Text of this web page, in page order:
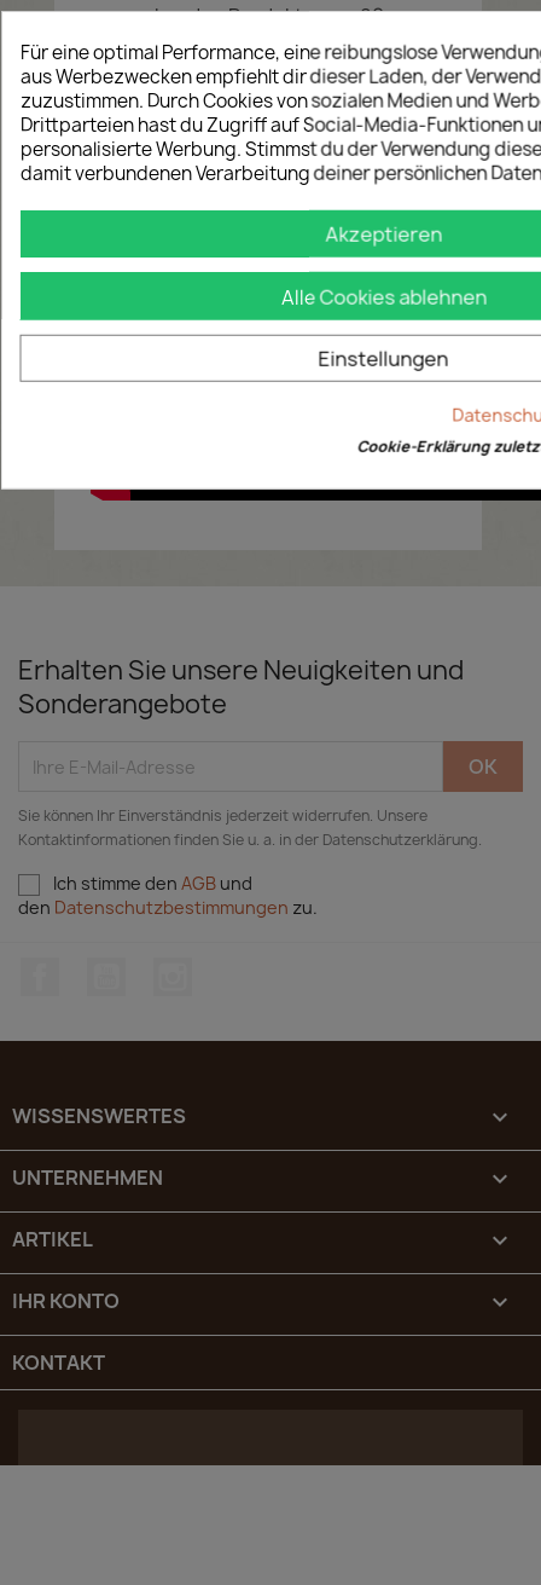
verpackenden Produktes ca. 80 mm
Ausgeprägter Eckenschutz
Umlaufender Kantenschutz
Recycling:♻ 100 % recyclingfähig
Erhalten Sie unsere Neuigkeiten und
Sonderangebote
Sie können Ihr Einverständnis jederzeit widerrufen. Unsere
Kontaktinformationen finden Sie u. a. in der Datenschutzerklärung.
Ich stimme den AGB und
den Datenschutzbestimmungen zu.
WISSENSWERTES 
UNTERNEHMEN 
ARTIKEL 
IHR KONTO 
KONTAKT
Für eine optimal Performance, eine reibungslose
aus Werbezwecken empfiehlt dir dieser Laden, der
zuzustimmen. Durch Cookies von sozialen Medien und
Drittparteien hast du Zugriff auf Social-Media-Funktionen
personalisierte Werbung. Stimmst du der Verwendung
damit verbundenen Verarbeitung deiner persönlichen
Akzeptieren
Alle Cookies ablehnen
Einstellungen
Cookie-Erklärung